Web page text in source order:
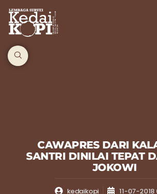
CAWAPRES DARI
SANTRI DINILAI TEPAT
JOKOWI
kedaikopi 11-07-2018